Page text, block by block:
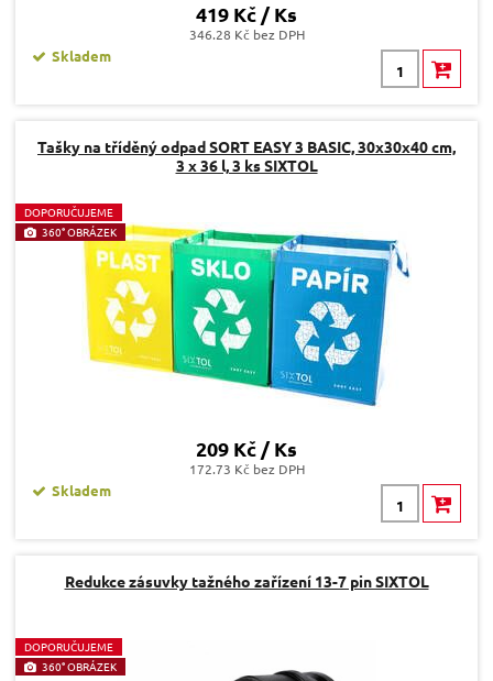
419 Kč / Ks
346.28 Kč bez DPH
Skladem
Tašky na tříděný odpad SORT EASY 3 BASIC, 30x30x40 cm,
3 x 36 l, 3 ks SIXTOL
DOPORUČUJEME
360° OBRÁZEK
209 Kč / Ks
172.73 Kč bez DPH
Skladem
Redukce zásuvky tažného zařízení 13-7 pin SIXTOL
DOPORUČUJEME
360° OBRÁZEK